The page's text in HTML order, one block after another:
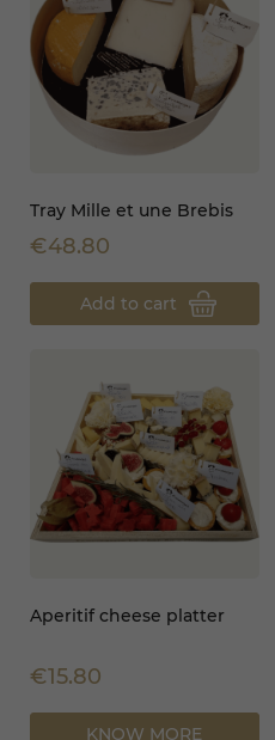
Tray Mille et une Brebis
€48.80
Add to cart
Aperitif cheese platter
€15.80
KNOW MORE